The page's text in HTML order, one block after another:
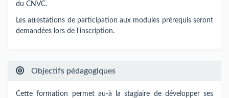
du CNVC.
Les attestations de participation aux modules prérequis seront
demandées lors de l'inscription.
Objectifs pédagogiques
Cette formation permet au-à la stagiaire de développer ses